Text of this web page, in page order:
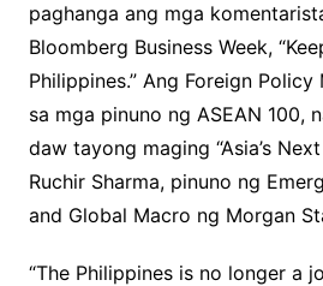
paghanga ang mga
Bloomberg Business Week,
Philippines.” Ang Foreign
sa mga pinuno ng ASEAN 100,
daw tayong maging “Asia’s
Ruchir Sharma, pinuno ng
and Global Macro ng Morgan
“The Philippines is no longer a